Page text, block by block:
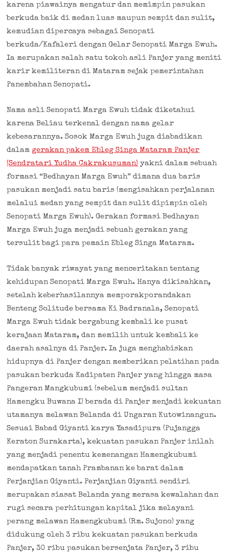
karena piawainya mengatur dan memimpin pasukan
berkuda baik di medan luas maupun sempit dan sulit,
kemudian dipercaya sebagai Senopati
berkuda/Kafaleri dengan Gelar Senopati Marga Ewuh.
Ia merupakan salah satu tokoh asli Panjer yang meniti
karir kemiliteran di Mataram sejak pemerintahan
Panembahan Senopati.
Nama asli Senopati Marga Ewuh tidak diketahui
karena Beliau terkenal dengan nama gelar
kebesarannya. Sosok Marga Ewuh juga diabadikan
dalam gerakan pakem Ebleg Singa Mataram Panjer
(Sendratari Yudha Cakrakusuman) yakni dalam sebuah
formasi “Bedhayan Marga Ewuh” dimana dua baris
pasukan menjadi satu baris (mengisahkan perjalanan
melalui medan yang sempit dan sulit dipimpin oleh
Senopati Marga Ewuh). Gerakan formasi Bedhayan
Marga Ewuh juga menjadi sebuah gerakan yang
tersulit bagi para pemain Ebleg Singa Mataram.
Tidak banyak riwayat yang menceritakan tentang
kehidupan Senopati Marga Ewuh. Hanya dikisahkan,
setelah keberhasilannya memporakporandakan
Benteng Solitude bersama Ki Badranala, Senopati
Marga Ewuh tidak bergabung kembali ke pusat
kerajaan Mataram, dan memilih untuk kembali ke
daerah asalnya di Panjer. Ia juga menghabiskan
hidupnya di Panjer dengan memberikan pelatihan pada
pasukan berkuda Kadipaten Panjer yang hingga masa
Pangeran Mangkubumi (sebelum menjadi sultan
Hamengku Buwana I) berada di Panjer menjadi kekuatan
utamanya melawan Belanda di Ungaran Kutowinangun.
Sesuai Babad Giyanti karya Yasadipura (Pujangga
Keraton Surakarta), kekuatan pasukan Panjer inilah
yang menjadi penentu kemenangan Hamengkubumi
mendapatkan tanah Prambanan ke barat dalam
Perjanjian Giyanti. Perjanjian Giyanti sendiri
merupakan siasat Belanda yang merasa kewalahan dan
rugi secara perhitungan kapital jika melayani
perang melawan Hamengkubumi (Rm. Sujono) yang
didukung oleh 3 ribu kekuatan pasukan berkuda
Panjer, 30 ribu pasukan bersenjata Panjer, 3 ribu